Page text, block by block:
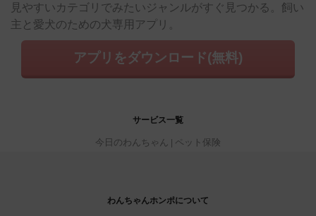
見やすいカテゴリでみたいジャンルがすぐ見つかる。飼い
主と愛犬のための犬専用アプリ。
アプリをダウンロード(無料)
サービス一覧
今日のわんちゃん ペット保険
わんちゃんホンポについて